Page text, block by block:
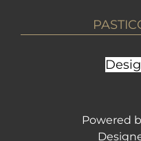
Powered